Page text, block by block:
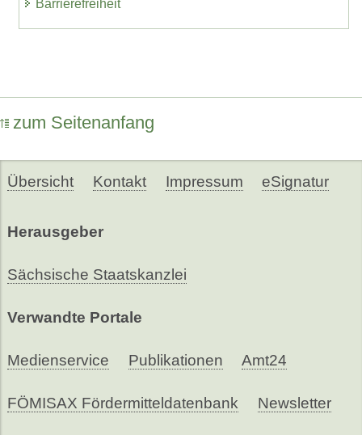
Barrierefreiheit
zum Seitenanfang
Übersicht Kontakt Impressum eSignatur
Herausgeber
Sächsische Staatskanzlei
Verwandte Portale
Medienservice Publikationen Amt24
FÖMISAX Fördermitteldatenbank Newsletter